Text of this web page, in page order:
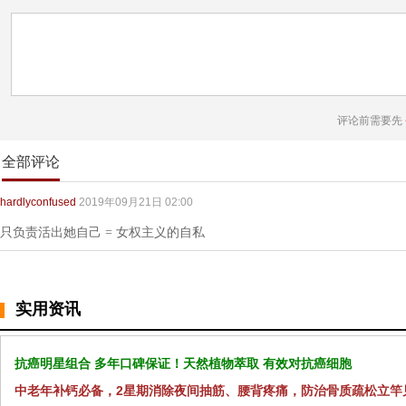
评论前需要先
全部评论
hardlyconfused 2019年09月21日 02:00
只负责活出她自己 = 女权主义的自私
实用资讯
抗癌明星组合 多年口碑保证！天然植物萃取 有效对抗癌细胞
中老年补钙必备，2星期消除夜间抽筋、腰背疼痛，防治骨质疏松立竿